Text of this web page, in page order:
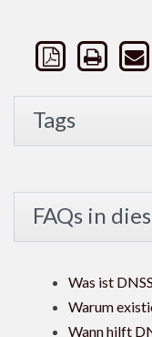
Tags
FAQs in
Was ist
Warum
Wann hilft